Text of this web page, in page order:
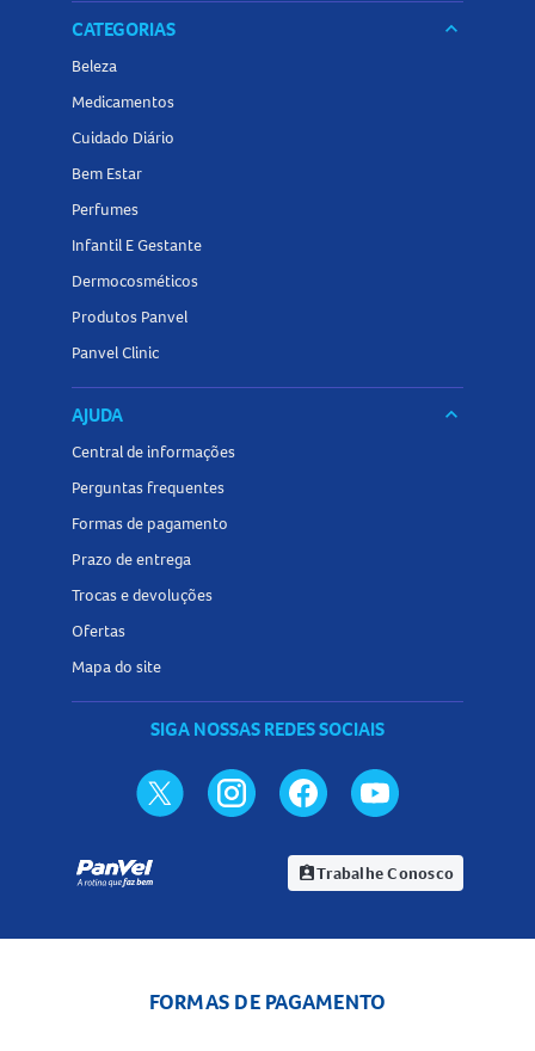
CATEGORIAS keyboard_arrow_down
Beleza
Medicamentos
Cuidado Diário
Bem Estar
Perfumes
Infantil E Gestante
Dermocosméticos
Produtos Panvel
Panvel Clinic
AJUDA keyboard_arrow_down
Central de informações
Perguntas frequentes
Formas de pagamento
Prazo de entrega
Trocas e devoluções
Ofertas
Mapa do site
SIGA NOSSAS REDES SOCIAIS
assignment_indTrabalhe Conosco
FORMAS DE PAGAMENTO